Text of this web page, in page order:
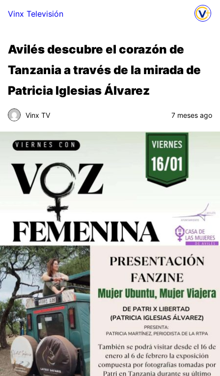
Vinx Televisión
Avilés descubre el corazón de
Tanzania a través de la mirada de
Patricia Iglesias Álvarez
Vinx TV 7 meses ago